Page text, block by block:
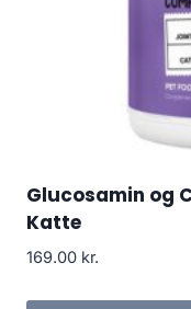
Glucosamin og
Katte
169.00 kr.